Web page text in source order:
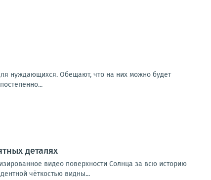
нуждающихся. Обещают, что на них можно будет
деталях
видео поверхности Солнца за всю историю
чёткостью видны...